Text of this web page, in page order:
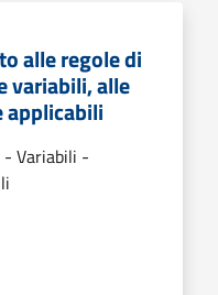
alle regole di
variabili, alle
applicabili
- Variabili -